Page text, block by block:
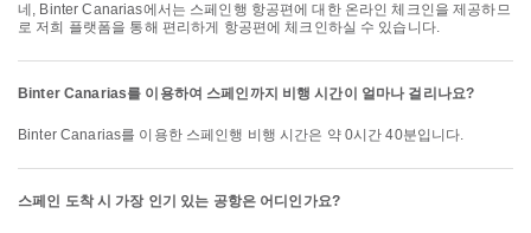
네, Binter Canarias에서는 스페인행 항공편에 대한 온라인 체크인을 제공하므
로 저희 플랫폼을 통해 편리하게 항공편에 체크인하실 수 있습니다.
Binter Canarias를 이용하여 스페인까지 비행 시간이 얼마나 걸리나요?
Binter Canarias를 이용한 스페인행 비행 시간은 약 0시간 40분입니다.
스페인 도착 시 가장 인기 있는 공항은 어디인가요?